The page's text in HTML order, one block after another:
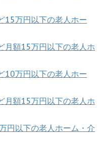
15万円以下の老人ホー
月額15万円以下の老人ホ
10万円以下の老人ホー
月額15万円以下の老人ホ
円以下の老人ホーム・介